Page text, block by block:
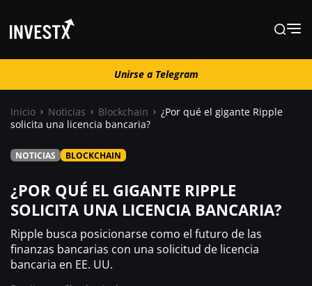
Unirse a Telegram
Guías
Trading
¿ Dónde comprar ?
Unirse a Telegram
Inicio Noticias Blockchain
¿Por qué el gigante Ripple
solicita una licencia bancaria?
NOTICIAS BLOCKCHAIN
¿POR QUÉ EL GIGANTE RIPPLE
SOLICITA UNA LICENCIA BANCARIA?
Ripple busca posicionarse como el futuro de las
finanzas bancarias con una solicitud de licencia
bancaria en EE. UU.